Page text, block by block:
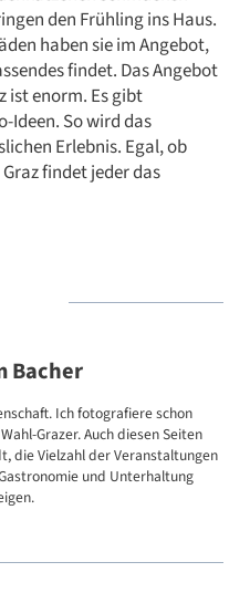
den Frühling ins Haus.
haben sie im Angebot,
findet. Das Angebot
ist enorm. Es gibt
Ideen. So wird das
Erlebnis. Egal, ob
findet jeder das
Bacher
Ich fotografiere schon
Grazer. Auch diesen Seiten
die Vielzahl der Veranstaltungen
und Unterhaltung